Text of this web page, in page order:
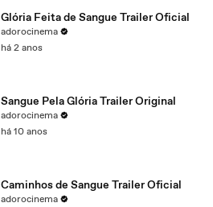
Glória Feita de Sangue Trailer Oficial
adorocinema
há 2 anos
Sangue Pela Glória Trailer Original
adorocinema
há 10 anos
Caminhos de Sangue Trailer Oficial
adorocinema